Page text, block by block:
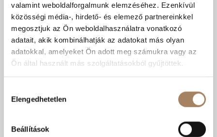
valamint weboldalforgalmunk elemzéséhez. Ezenkívül
közösségi média-, hirdető- és elemező partnereinkkel
megosztjuk az Ön weboldalhasználatra vonatkozó
adatait, akik kombinálhatják az adatokat más olyan
adatokkal, amelyeket Ön adott meg számukra vagy az
Ön által használt más szolgáltatásokból gyűjtöttek.
kiválasztása
Elengedhetetlen
Beállítások
RÉSZLETEK jelölöm értesítés
Kecskemét | Törekvés lakótelep
Válasszon... Általános mezőgazdasági ingatlan